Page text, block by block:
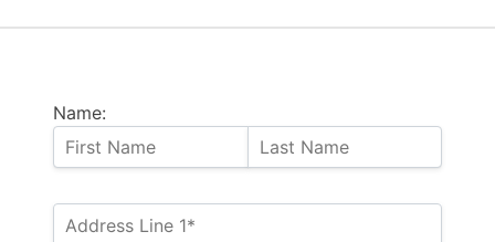
Name: